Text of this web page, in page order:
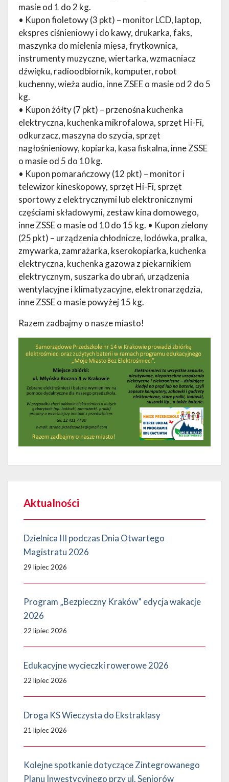
masie od 1 do 2 kg.
• Kupon fioletowy (3 pkt) – monitor LCD, laptop,
ekspres ciśnieniowy i do kawy, drukarka, faks,
maszynka do mielenia mięsa, frytkownica,
instrumenty muzyczne, wiertarka, wzmacniacz
dźwięku, radioodbiornik, komputer, robot
kuchenny, wieża audio, inne ZSEE o masie od 2 do 5
kg.
• Kupon żółty (7 pkt) – przenośna kuchenka
elektryczna, kuchenka mikrofalowa, sprzęt Hi-Fi,
odkurzacz, maszyna do szycia, sprzęt
nagłośnieniowy, kopiarka, kasa fiskalna, inne ZSSE
o masie od 5 do 10 kg.
• Kupon pomarańczowy (12 pkt) – monitor i
telewizor kineskopowy, sprzęt Hi-Fi, sprzęt
sportowy z elektrycznymi lub elektronicznymi
częściami składowymi, zestaw kina domowego,
inne ZSSE o masie od 10 do 15 kg. • Kupon zielony
(25 pkt) – urządzenia chłodnicze, lodówka, pralka,
zmywarka, zamrażarka, kserokopiarka, kuchenka
elektryczna, kuchenka gazowa z piekarnikiem
elektrycznym, suszarka do ubrań, urządzenia
wentylacyjne i klimatyzacyjne, elektronarzędzia,
inne ZSSE o masie powyżej 15 kg.
Razem zadbajmy o nasze miasto!
Aktualności
Dzielnica III podczas Dnia Otwartego
Magistratu 2026
29 lipiec 2026
Program „Bezpieczny Kraków” edycja wakacje
2026
22 lipiec 2026
Edukacyjne wycieczki rowerowe 2026
22 lipiec 2026
Droga KS Wieczysta do Ekstraklasy
21 lipiec 2026
Kolejne spotkanie dotyczące Zintegrowanego
Planu Inwestycyjnego przy ul. Seniorów